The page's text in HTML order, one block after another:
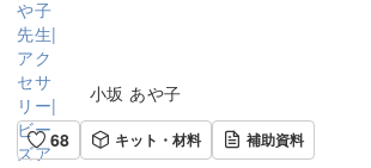
小坂 あや子
68
キット・材料 補助資料